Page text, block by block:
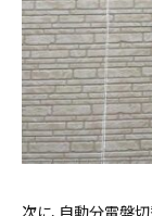
次に、自動分電盤切